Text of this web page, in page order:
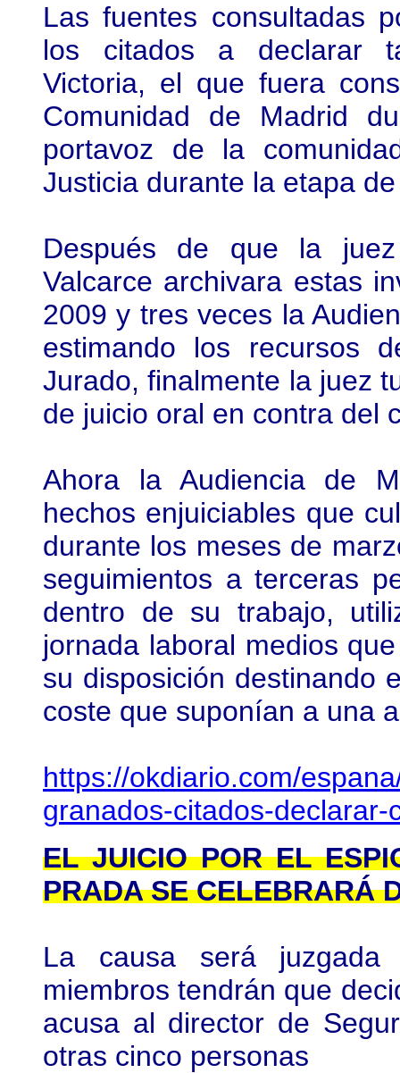
Las fuentes consultadas
los citados a declarar
Victoria, el que fuera
Comunidad de Madrid
portavoz de la
Justicia durante la etapa
Después de que la
Valcarce archivara estas
2009 y tres veces la
estimando los recursos
Jurado, finalmente la juez
de juicio oral en contra del
Ahora la Audiencia de
hechos enjuiciables que
durante los meses de
seguimientos a terceras
dentro de su trabajo,
jornada laboral medios
su disposición destinando
coste que suponían a una
https://okdiario.com/
granados-citados-
EL JUICIO POR EL
PRADA SE CELEBRARÁ
La causa será
miembros tendrán que
acusa al director de
otras cinco personas